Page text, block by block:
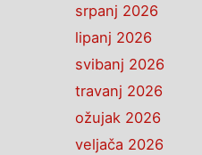
srpanj 2026
lipanj 2026
svibanj 2026
travanj 2026
ožujak 2026
veljača 2026